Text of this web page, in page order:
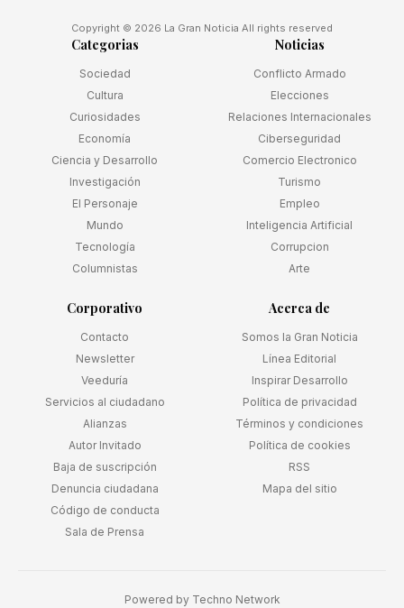
Copyright © 2026 La Gran Noticia All rights reserved
Categorias
Sociedad
Cultura
Curiosidades
Economía
Ciencia y Desarrollo
Investigación
El Personaje
Mundo
Tecnología
Columnistas
Noticias
Conflicto Armado
Elecciones
Relaciones Internacionales
Ciberseguridad
Comercio Electronico
Turismo
Empleo
Inteligencia Artificial
Corrupcion
Arte
Corporativo
Contacto
Newsletter
Veeduría
Servicios al ciudadano
Alianzas
Autor Invitado
Baja de suscripción
Denuncia ciudadana
Código de conducta
Sala de Prensa
Acerca de
Somos la Gran Noticia
Línea Editorial
Inspirar Desarrollo
Política de privacidad
Términos y condiciones
Política de cookies
RSS
Mapa del sitio
Powered by Techno Network